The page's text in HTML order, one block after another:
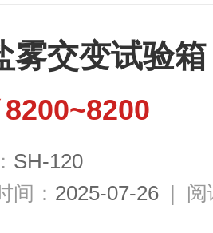
雾交变试验
8200~8200
SH-120
间： 2025-07-26 | 阅